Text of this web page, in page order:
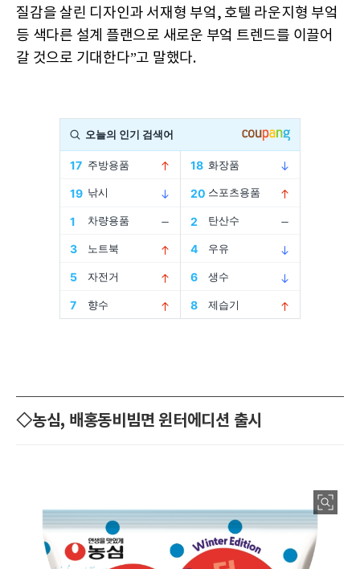
질감을 살린 디자인과 서재형 부엌, 호텔 라운지형 부엌
등 색다른 설계 플랜으로 새로운 부엌 트렌드를 이끌어
갈 것으로 기대한다”고 말했다.
◇농심, 배홍동비빔면 윈터에디션 출시